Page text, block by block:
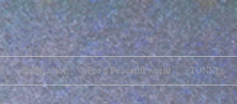
Publication For a Peaceful world TONNYs